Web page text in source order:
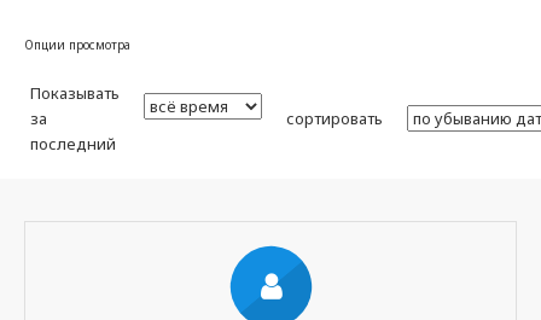
Опции просмотра
Показывать
за
последний
сортировать